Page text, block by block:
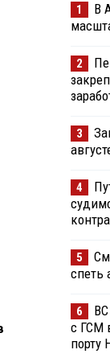
1
В
2
3
4
5
спеть
6
с ГСМ
порту